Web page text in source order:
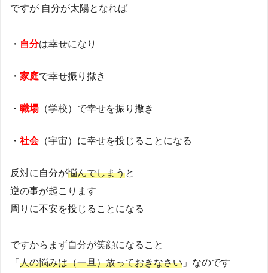
ですが 自分が太陽となれば
・ 自分は幸せになり
・ 家庭で幸せ振り撒き
・ 職場（学校）で幸せを振り撒き
・ 社会（宇宙）に幸せを投じることになる
反対に自分が悩んでしまうと
逆の事が起こります
周りに不安を投じることになる
ですからまず自分が笑顔になること
「 人の悩みは（一旦）放っておきなさい 」なのです